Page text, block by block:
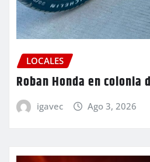
LOCALES
Roban Honda en colonia
igavec Ago 3, 2026